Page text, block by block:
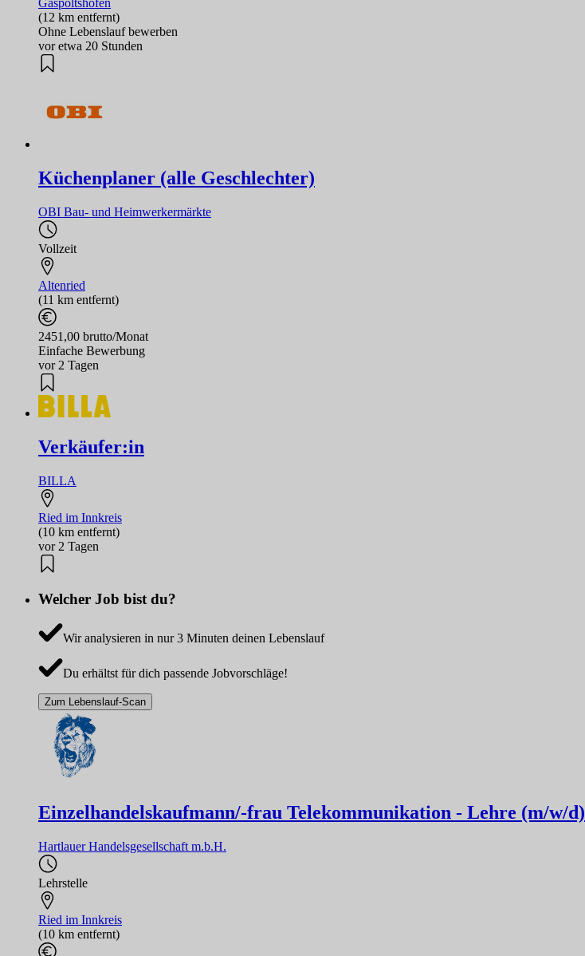
Gaspoltshofen
(12 km entfernt)
Ohne Lebenslauf bewerben
vor etwa 20 Stunden
Küchenplaner (alle Geschlechter)
OBI Bau- und Heimwerkermärkte
Vollzeit
Altenried
(11 km entfernt)
2451,00 brutto/Monat
Einfache Bewerbung
vor 2 Tagen
Verkäufer:in
BILLA
Ried im Innkreis
(10 km entfernt)
vor 2 Tagen
Welcher Job bist du?
Wir analysieren in nur 3 Minuten deinen Lebenslauf
Du erhältst für dich passende Jobvorschläge!
Zum Lebenslauf-Scan
Einzelhandelskaufmann/-frau Telekommunikation - Lehre (m/w/d)
Hartlauer Handelsgesellschaft m.b.H.
Lehrstelle
Ried im Innkreis
(10 km entfernt)